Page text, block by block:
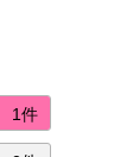
1件